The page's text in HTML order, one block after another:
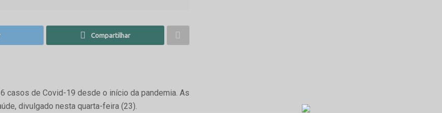
Compartilhar
casos de Covid-19 desde o início da pandemia. As
divulgado nesta quarta-feira (23).